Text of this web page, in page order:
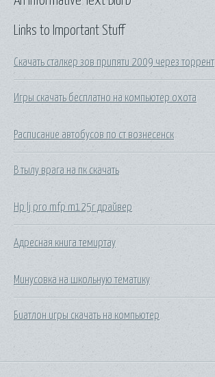
Links to Important Stuff
Скачать сталкер зов припяти 2009 через торрент
Игры скачать бесплатно на компьютер охота
Расписание автобусов по ст вознесенск
В тылу врага на пк скачать
Hp lj pro mfp m125r драйвер
Адресная книга темиртау
Минусовка на школьную тематику
Биатлон игры скачать на компьютер